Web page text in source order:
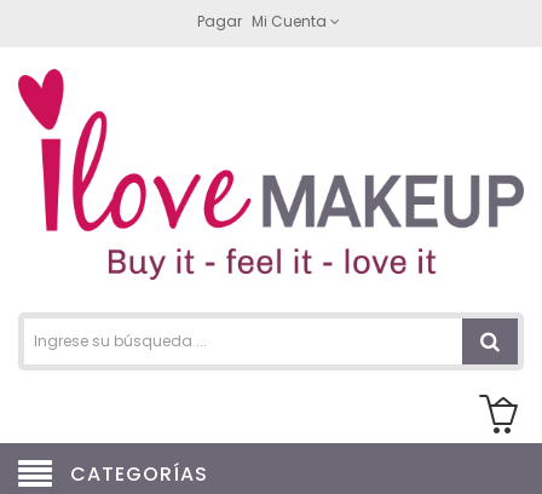
Pagar Mi Cuenta
CATEGORÍAS